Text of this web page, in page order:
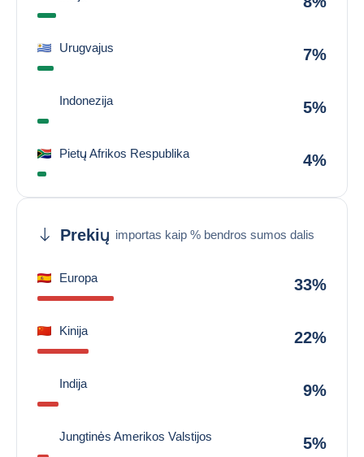
Urugvajus 7%
Indonezija 5%
Pietų Afrikos Respublika 4%
Prekių importas kaip % bendros sumos dalis
Europa 33%
Kinija 22%
Indija 9%
Jungtinės Amerikos Valstijos 5%